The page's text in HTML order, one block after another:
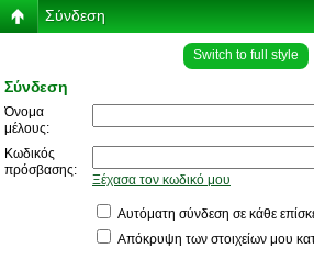
Σύνδεση
Switch to full style
Σύνδεση
Όνομα
μέλους:
Κωδικός
πρόσβασης:
Ξέχασα τον κωδικό μου
Αυτόματη σύνδεση σε κάθε
Απόκρυψη των στοιχείων μου